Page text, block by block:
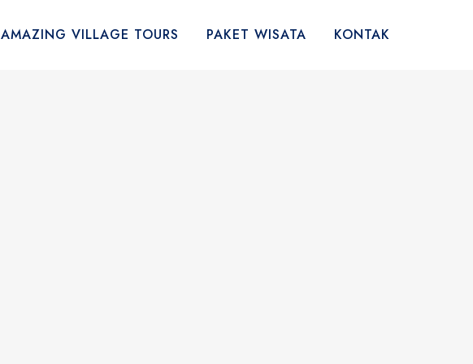
AMAZING VILLAGE TOURS PAKET WISATA KONTAK